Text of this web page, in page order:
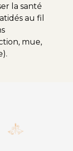
la santé
au fil
mue,